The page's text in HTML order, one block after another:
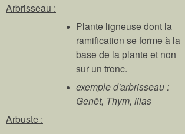
Arbrisseau :
Plante ligneuse dont la
ramification se forme à la
base de la plante et non
sur un tronc.
exemple d'arbrisseau :
Genêt, Thym, lilas
Arbuste :